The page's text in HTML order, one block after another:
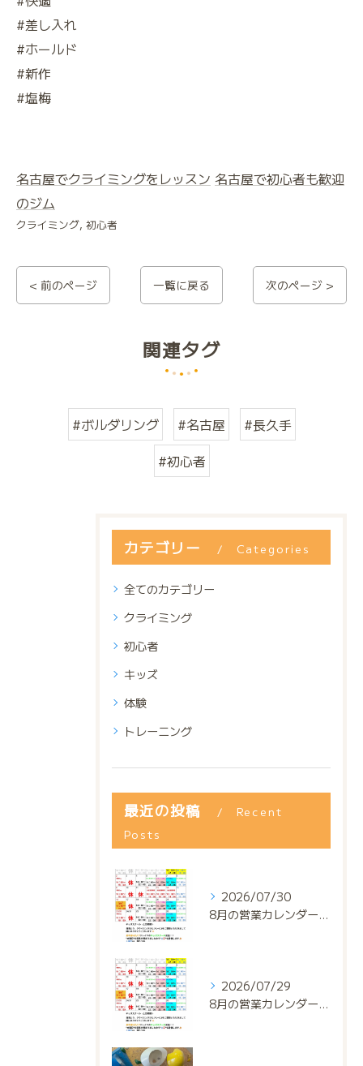
#差し入れ
#ホールド
#新作
#塩梅
名古屋でクライミングをレッスン 名古屋で初心者も歓迎
のジム
クライミング 初心者
< 前のページ 一覧に戻る 次のページ >
関連タグ
#ボルダリング #名古屋
#長久手
#初心者
カテゴリー Categories
全てのカテゴリー
クライミング
初心者
キッズ
体験
トレーニング
最近の投稿
Recent
Posts
2026/07/30
8月の営業カレンダー📅でっっっす‼️
2026/07/29
8月の営業カレンダー📅でっっっす‼️